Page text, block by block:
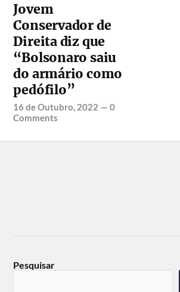
Jovem
Conservador de
Direita diz que
“Bolsonaro saiu
do armário como
pedófilo”
16 de Outubro, 2022 —0
Comments
Pesquisar